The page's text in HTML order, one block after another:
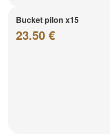
Bucket pilon x15
23.50 €